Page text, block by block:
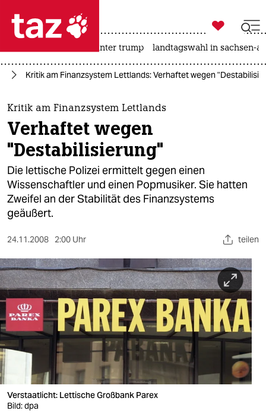
 taz zahl ich
taz zahl ich
themen
politik
öko
gesellschaft
kultur
sport
berlin
nord
wahrheit
verlag
verlag
veranstaltungen

taz zahl ich
usa unter trump landtagswahl in sachsen-
Kritik am Finanzsystem Lettlands: Verhaftet wegen
Kritik am Finanzsystem Lettlands
Verhaftet wegen
"Destabilisierung"
Die lettische Polizei ermittelt gegen einen
Wissenschaftler und einen Popmusiker. Sie hatten
Zweifel an der Stabilität des Finanzsystems
geäußert.
24.11.2008 2:00 Uhr teilen
Verstaatlicht: Lettische Großbank Parex
Bild: dpa